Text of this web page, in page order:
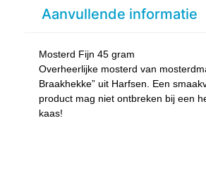
Aanvullende informatie
Mosterd Fijn 45 gram
Overheerlijke mosterd van
Braakhekke” uit Harfsen. Een
product mag niet ontbreken bij een
kaas!